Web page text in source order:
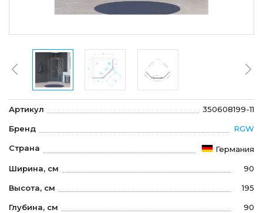
Артикул 350608199-11
Бренд RGW
Страна Германия
Ширина, см 90
Высота, см 195
Глубина, см 90